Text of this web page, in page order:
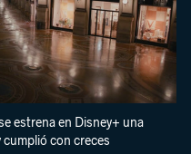
estrena en Disney+ una
cumplió con creces